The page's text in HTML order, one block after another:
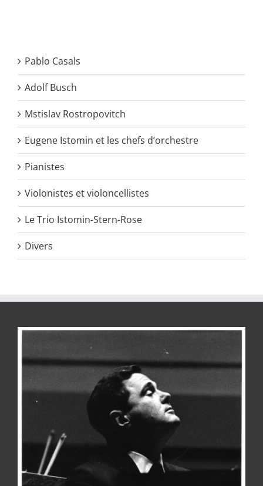
Pablo Casals
Adolf Busch
Mstislav Rostropovitch
Eugene Istomin et les chefs d’orchestre
Pianistes
Violonistes et violoncellistes
Le Trio Istomin-Stern-Rose
Divers